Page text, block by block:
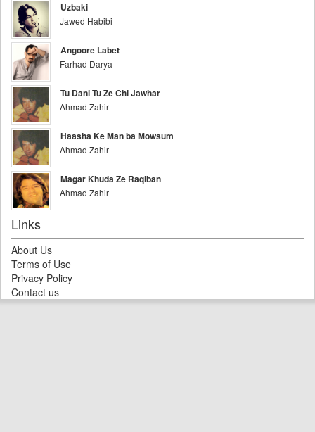
Uzbaki
Jawed Habibi
Angoore Labet
Farhad Darya
Tu Dani Tu Ze Chi Jawhar
Ahmad Zahir
Haasha Ke Man ba Mowsum
Ahmad Zahir
Magar Khuda Ze Raqiban
Ahmad Zahir
Links
About Us
Terms of Use
Privacy Policy
Contact us